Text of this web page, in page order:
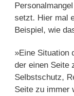
setzt. Hier mal
Beispiel, wie
»Eine Situation
der einen Seite
Selbstschutz,
Seite zu immer